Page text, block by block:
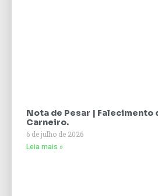
Nota de Pesar | Falecimento
Carneiro.
6 de julho de 2026
Leia mais »